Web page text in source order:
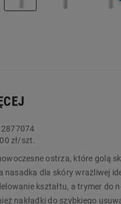
zł/szt.
ostrza, które golą
nasadka dla skóry wrażliwej
kształtu, a trymer do
nakładki do szybkiego